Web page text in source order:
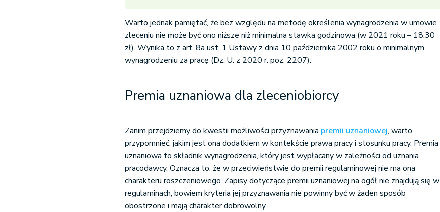
Warto jednak pamiętać, że bez względu na metodę określenia wynagrodzenia w umowie
zleceniu nie może być ono niższe niż minimalna stawka godzinowa (w 2021 roku – 18,30
zł). Wynika to z art. 8a ust. 1 Ustawy z dnia 10 października 2002 roku o minimalnym
wynagrodzeniu za pracę (Dz. U. z 2020 r. poz. 2207).
Premia uznaniowa dla zleceniobiorcy
Zanim przejdziemy do kwestii możliwości przyznawania premii uznaniowej, warto
przypomnieć, jakim jest ona dodatkiem w kontekście prawa pracy i stosunku pracy. Premia
uznaniowa to składnik wynagrodzenia, który jest wypłacany w zależności od uznania
pracodawcy. Oznacza to, że w przeciwieństwie do premii regulaminowej nie ma ona
charakteru roszczeniowego. Zapisy dotyczące premii uznaniowej na ogół nie znajdują się w
regulaminach, bowiem kryteria jej przyznawania nie powinny być w żaden sposób
obostrzone i mają charakter dobrowolny.